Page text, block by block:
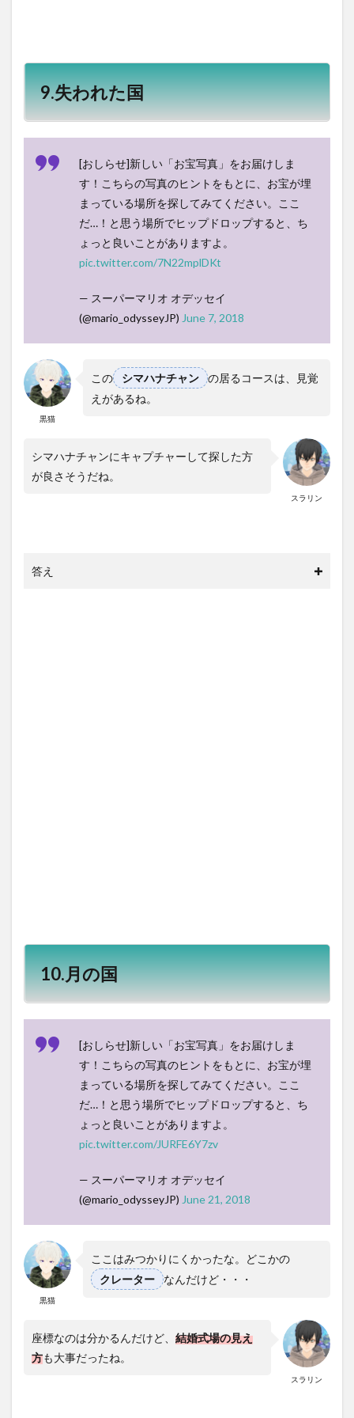
9.失われた国
[おしらせ]新しい「お宝写真」をお届けしま
す！こちらの写真のヒントをもとに、お宝が埋
まっている場所を探してみてください。ここ
だ…！と思う場所でヒップドロップすると、ち
ょっと良いことがありますよ。
pic.twitter.com/7N22mplDKt
— スーパーマリオ オデッセイ
(@mario_odysseyJP) June 7, 2018
黒猫
この シマハナチャン
の居るコースは、見覚
えがあるね。
スラリン
シマハナチャンにキャプチャーして探した方
が良さそうだね。
答え
10.月の国
[おしらせ]新しい「お宝写真」をお届けしま
す！こちらの写真のヒントをもとに、お宝が埋
まっている場所を探してみてください。ここ
だ…！と思う場所でヒップドロップすると、ち
ょっと良いことがありますよ。
pic.twitter.com/JURFE6Y7zv
— スーパーマリオ オデッセイ
(@mario_odysseyJP) June 21, 2018
黒猫
ここはみつかりにくかったな。どこかの
クレーター
なんだけど・・・
スラリン
座標なのは分かるんだけど、 結婚式場の見え
方も大事だったね。